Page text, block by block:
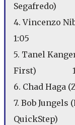
4.
1:05
5. Tanel
First)
6. Chad
7. Bob